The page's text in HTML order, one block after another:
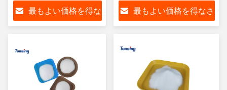
最もよい価格を得な 最もよい価格を得なさ